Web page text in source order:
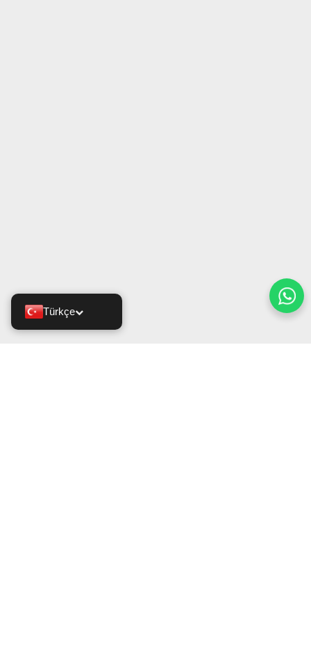
Türkçe